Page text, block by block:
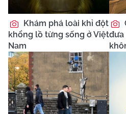
Khám phá loài khỉ đột
khổng lồ từng sống ở Việt
Nam
đưa